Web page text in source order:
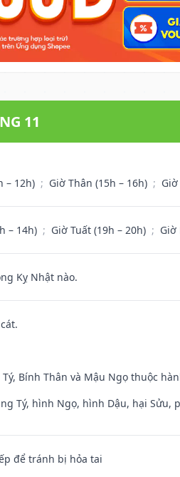
11
– 12h) ; Giờ Thân (15h – 16h) ;
– 14h) ; Giờ Tuất (19h – 20h) ; Giờ
Kỵ Nhật nào.
Bính Thân và Mậu Ngọ thuộc
Tý, hình Ngọ, hình Dậu, hại Sửu,
để tránh bị hỏa tai